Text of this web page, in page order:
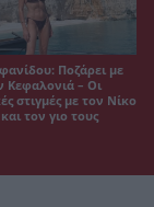
Ποζάρει με
Κεφαλονιά – Οι
στιγμές με τον Νίκο
τον γιο τους